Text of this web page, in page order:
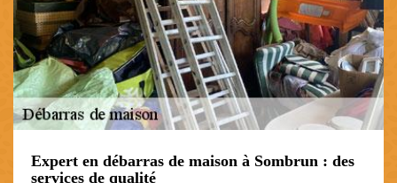
Expert en débarras de maison à Sombrun : des
services de qualité